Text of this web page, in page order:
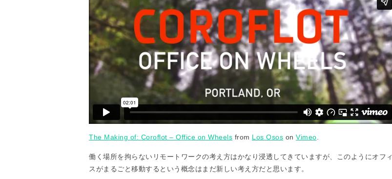
The Making of: Coroflot – Office on Wheels from Los Osos on Vimeo
働く場所を拘らないリモートワークの考え方はかなり浸透してきていますが、このようにオフィ
スがまるごと移動するという概念はまだ新しい考え方だと思います。